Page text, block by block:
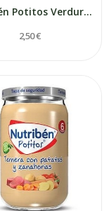
Nutribén Potitos Verduritas con Pavo (Bipack) 2...
2,50 €